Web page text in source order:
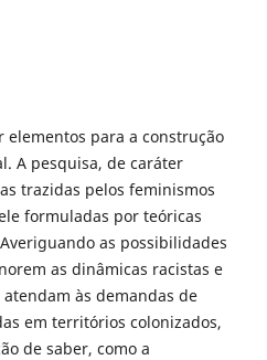
para a construção
A pesquisa, de caráter
trazidas pelos feminismos
formuladas por teóricas
as possibilidades
as dinâmicas racistas e
às demandas de
em territórios colonizados,
de saber, como a